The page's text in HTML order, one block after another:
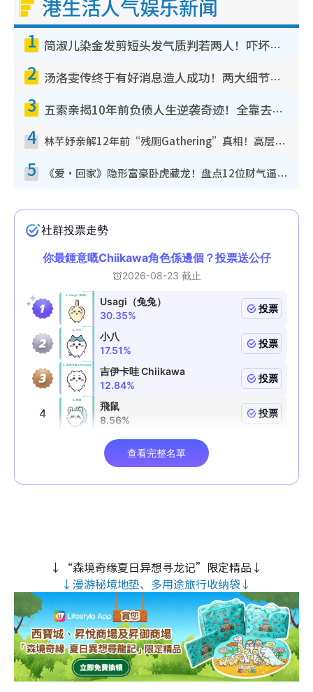
港生活人气娱乐新闻
1 简淑儿染金发剪短头发气质判若两人！吓坏老公麦大力都认不出：“你做什么？”
2 汤洛雯传终于有好消息造人成功！两大细节曝孕味极浓引猜测：大肚婆先会咁！
3 五索亲揭10年前负债人生逆袭奇迹！全靠去一地方转运后即遇上马先生
4 林芊妤亲解12年前“残厕Gathering”真相！高层解约一句话重创尊严，至今拒返TVB
5 《爱·回家》隐形富豪卧虎藏龙！盘点12位财气逼人的有钱艺人：这位美女3亿身家不愁做
↓“森境奇缘夏日异想寻龙记”限定精品↓
↓漫游秘境地垫、多用途旅行收纳袋↓